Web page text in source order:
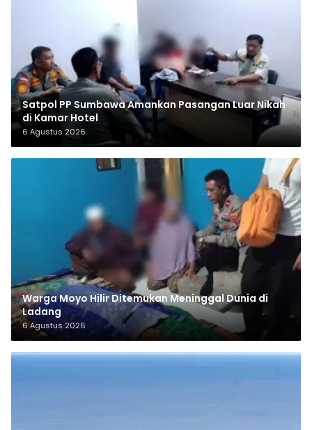
Satpol PP Sumbawa Amankan Pasangan Luar Nikah
di Kamar Hotel
6 Agustus 2026
Warga Moyo Hilir Ditemukan Meninggal Dunia di
Ladang
6 Agustus 2026